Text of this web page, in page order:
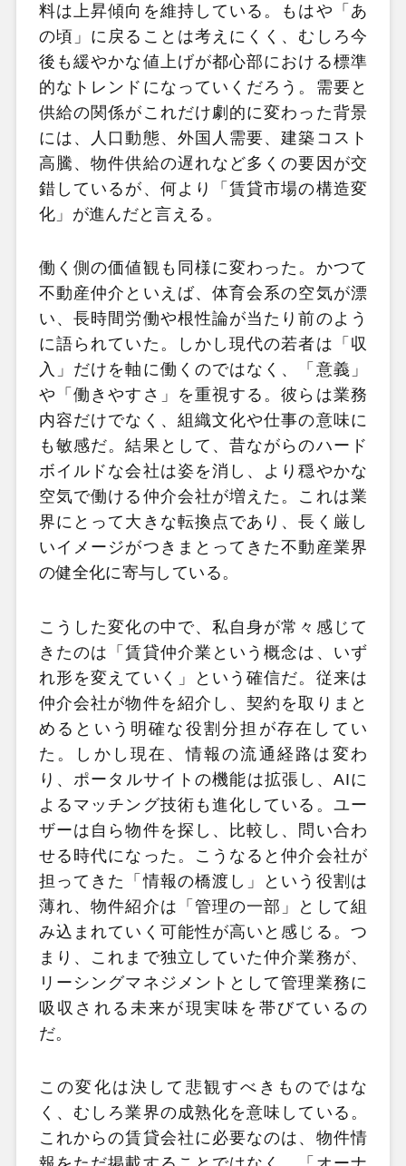
料は上昇傾向を維持している。もはや「あ
の頃」に戻ることは考えにくく、むしろ今
後も緩やかな値上げが都心部における標準
的なトレンドになっていくだろう。需要と
供給の関係がこれだけ劇的に変わった背景
には、人口動態、外国人需要、建築コスト
高騰、物件供給の遅れなど多くの要因が交
錯しているが、何より「賃貸市場の構造変
化」が進んだと言える。
働く側の価値観も同様に変わった。かつて
不動産仲介といえば、体育会系の空気が漂
い、長時間労働や根性論が当たり前のよう
に語られていた。しかし現代の若者は「収
入」だけを軸に働くのではなく、「意義」
や「働きやすさ」を重視する。彼らは業務
内容だけでなく、組織文化や仕事の意味に
も敏感だ。結果として、昔ながらのハード
ボイルドな会社は姿を消し、より穏やかな
空気で働ける仲介会社が増えた。これは業
界にとって大きな転換点であり、長く厳し
いイメージがつきまとってきた不動産業界
の健全化に寄与している。
こうした変化の中で、私自身が常々感じて
きたのは「賃貸仲介業という概念は、いず
れ形を変えていく」という確信だ。従来は
仲介会社が物件を紹介し、契約を取りまと
めるという明確な役割分担が存在してい
た。しかし現在、情報の流通経路は変わ
り、ポータルサイトの機能は拡張し、AIに
よるマッチング技術も進化している。ユー
ザーは自ら物件を探し、比較し、問い合わ
せる時代になった。こうなると仲介会社が
担ってきた「情報の橋渡し」という役割は
薄れ、物件紹介は「管理の一部」として組
み込まれていく可能性が高いと感じる。つ
まり、これまで独立していた仲介業務が、
リーシングマネジメントとして管理業務に
吸収される未来が現実味を帯びているの
だ。
この変化は決して悲観すべきものではな
く、むしろ業界の成熟化を意味している。
これからの賃貸会社に必要なのは、物件情